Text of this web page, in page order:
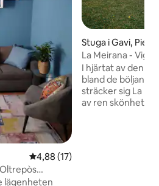
4,88 av 5 i genomsnittligt
4,88 (17)
lägenheten
Stuga i Gavi,
La Meirana -
I hjärtat av den
bland de
sträcker sig La
av ren skönhet,